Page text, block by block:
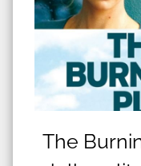
The